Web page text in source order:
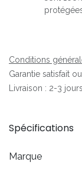
Conditions
Garantie satisfait
Livraison : 2-3
Spécifications
Marque